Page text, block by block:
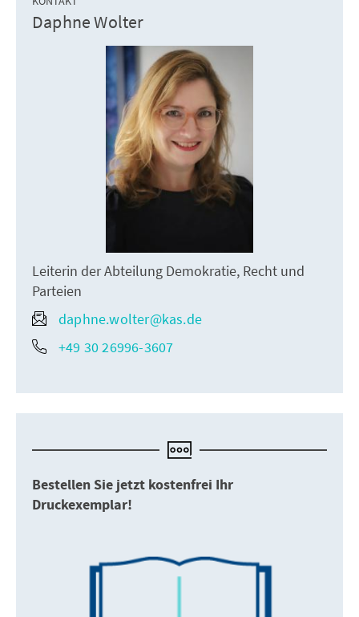
Daphne Wolter
Leiterin der Abteilung Demokratie, Recht und
Parteien
daphne.wolter@kas.de
+49 30 26996-3607
Bestellen Sie jetzt kostenfrei Ihr
Druckexemplar!